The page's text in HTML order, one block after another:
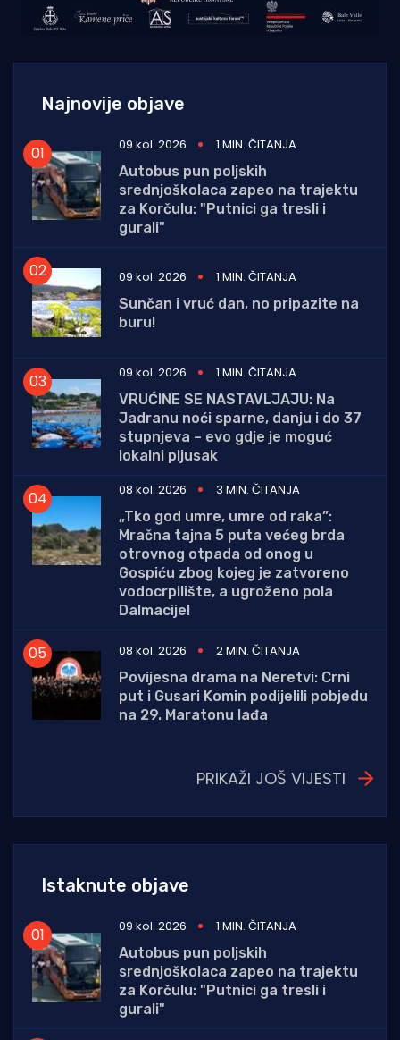
Najnovije objave
09 kol. 2026
1 MIN. ČITANJA
Autobus pun poljskih
srednjoškolaca zapeo na trajektu
za Korčulu: "Putnici ga tresli i
gurali"
09 kol. 2026
1 MIN. ČITANJA
Sunčan i vruć dan, no pripazite na
buru!
09 kol. 2026
1 MIN. ČITANJA
VRUĆINE SE NASTAVLJAJU: Na
Jadranu noći sparne, danju i do 37
stupnjeva – evo gdje je moguć
lokalni pljusak
08 kol. 2026
3 MIN. ČITANJA
„Tko god umre, umre od raka”:
Mračna tajna 5 puta većeg brda
otrovnog otpada od onog u
Gospiću zbog kojeg je zatvoreno
vodocrpilište, a ugroženo pola
Dalmacije!
08 kol. 2026
2 MIN. ČITANJA
Povijesna drama na Neretvi: Crni
put i Gusari Komin podijelili pobjedu
na 29. Maratonu lađa
PRIKAŽI JOŠ VIJESTI
Istaknute objave
09 kol. 2026
1 MIN. ČITANJA
Autobus pun poljskih
srednjoškolaca zapeo na trajektu
za Korčulu: "Putnici ga tresli i
gurali"